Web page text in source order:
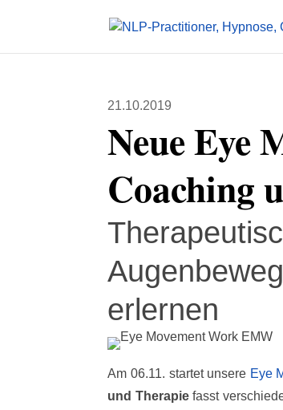
21.10.2019
Neue Eye
Coaching
erlernen
Am 06.11. startet unsere Eye
und Therapiefasst